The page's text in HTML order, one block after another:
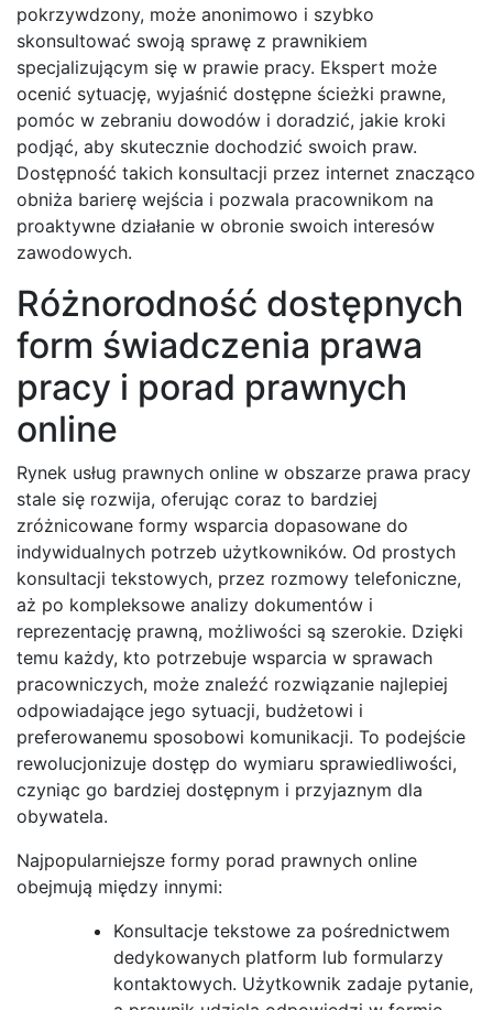
pokrzywdzony, może anonimowo i szybko
skonsultować swoją sprawę z prawnikiem
specjalizującym się w prawie pracy. Ekspert może
ocenić sytuację, wyjaśnić dostępne ścieżki prawne,
pomóc w zebraniu dowodów i doradzić, jakie kroki
podjąć, aby skutecznie dochodzić swoich praw.
Dostępność takich konsultacji przez internet znacząco
obniża barierę wejścia i pozwala pracownikom na
proaktywne działanie w obronie swoich interesów
zawodowych.
Różnorodność dostępnych
form świadczenia prawa
pracy i porad prawnych
online
Rynek usług prawnych online w obszarze prawa pracy
stale się rozwija, oferując coraz to bardziej
zróżnicowane formy wsparcia dopasowane do
indywidualnych potrzeb użytkowników. Od prostych
konsultacji tekstowych, przez rozmowy telefoniczne,
aż po kompleksowe analizy dokumentów i
reprezentację prawną, możliwości są szerokie. Dzięki
temu każdy, kto potrzebuje wsparcia w sprawach
pracowniczych, może znaleźć rozwiązanie najlepiej
odpowiadające jego sytuacji, budżetowi i
preferowanemu sposobowi komunikacji. To podejście
rewolucjonizuje dostęp do wymiaru sprawiedliwości,
czyniąc go bardziej dostępnym i przyjaznym dla
obywatela.
Najpopularniejsze formy porad prawnych online
obejmują między innymi:
Konsultacje tekstowe za pośrednictwem
dedykowanych platform lub formularzy
kontaktowych. Użytkownik zadaje pytanie,